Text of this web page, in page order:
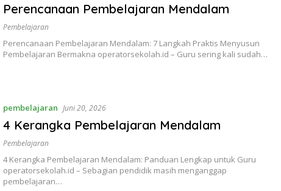
Perencanaan Pembelajaran Mendalam
Pembelajaran
Perencanaan Pembelajaran Mendalam: 7 Langkah Praktis Menyusun
Pembelajaran Bermakna operatorsekolah.id – Guru sering kali sudah…
pembelajaran Juni 20, 2026
4 Kerangka Pembelajaran Mendalam
Pembelajaran
4 Kerangka Pembelajaran Mendalam: Panduan Lengkap untuk Guru
operatorsekolah.id – Sebagian pendidik masih menganggap
pembelajaran…